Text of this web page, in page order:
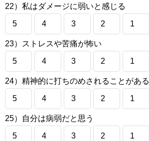
22）私はダメージに弱いと感じる
5 4 3 2 1
23）ストレスや苦痛が怖い
5 4 3 2 1
24）精神的に打ちのめされることがある
5 4 3 2 1
25）自分は病弱だと思う
5 4 3 2 1